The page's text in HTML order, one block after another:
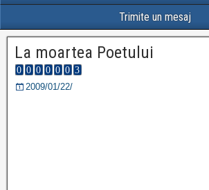
Trimite un mesaj
La moartea Poetului
2009/01/22/